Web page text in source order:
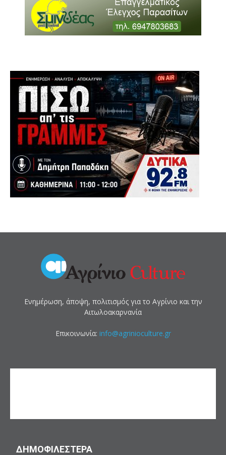
Ενημέρωση, άποψη, πολιτισμός για το Αγρίνιο και την
Αιτωλοακαρνανία
Επικοινωνία: info@agrinioculture.gr
ΔΗΜΟΦΙΛΕΣΤΕΡΑ